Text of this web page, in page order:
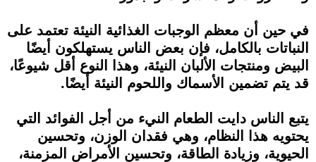
في حين أن معظم الوجبات الغذائية النيئة تعتمد على
النباتات بالكامل، فإن بعض الناس يستهلكون أيضًا
البيض ومنتجات الألبان النيئة، وهذا النوع أقل شيوعًا،
قد يتم تضمين الأسماك واللحوم النيئة أيضًا.
يتبع الناس دايت الطعام النيء من أجل الفوائد التي
يحتويه هذا النظام، وهي فقدان الوزن، وتحسين
الحيوية، وزيادة الطاقة، وتحسين الأمراض المزمنة،